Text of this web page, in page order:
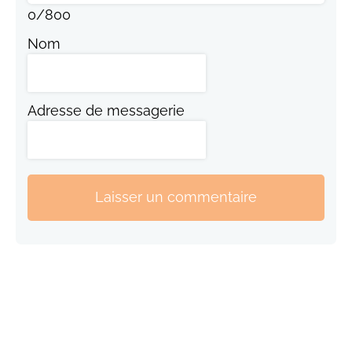
0/800
Nom
Adresse de messagerie
Laisser un commentaire